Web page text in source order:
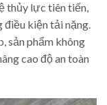
thủy lực tiên tiến,
điều kiện tải nặng.
sản phẩm không
cao độ an toàn